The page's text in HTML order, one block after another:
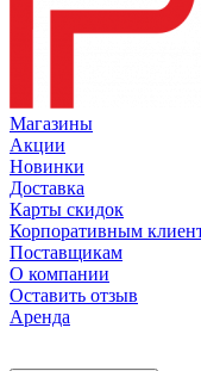
Магазины
Акции
Новинки
Доставка
Карты скидок
Корпоративным
Поставщикам
О компании
Оставить отзыв
Аренда